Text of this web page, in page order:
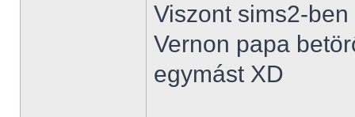
Viszont sims2-
Vernon papa
egymást XD